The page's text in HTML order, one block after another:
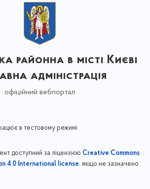
районна в місті Києві
адміністрація
офіційний вебпортал
в тестовому режимі
доступний за ліцензією Creative Commons
4.0 International license, якщо не зазначено